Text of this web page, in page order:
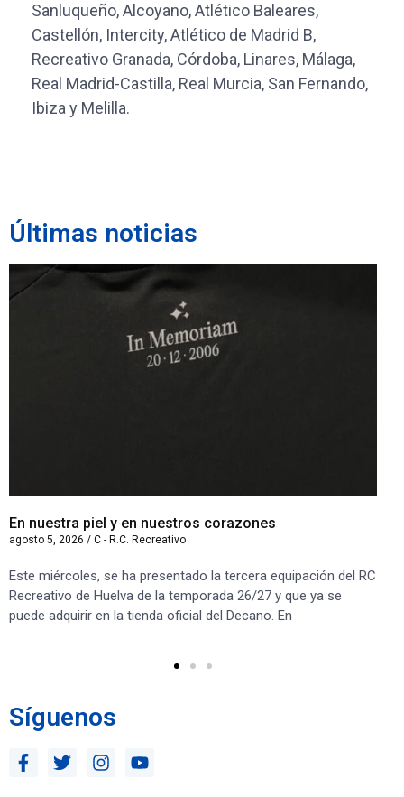
Sanluqueño, Alcoyano, Atlético Baleares,
Castellón, Intercity, Atlético de Madrid B,
Recreativo Granada, Córdoba, Linares, Málaga,
Real Madrid-Castilla, Real Murcia, San Fernando,
Ibiza y Melilla.
Últimas noticias
En nuestra piel y en nuestros corazones
agosto 5, 2026 / C - R.C. Recreativo
Este miércoles, se ha presentado la tercera equipación del RC
Recreativo de Huelva de la temporada 26/27 y que ya se
puede adquirir en la tienda oficial del Decano. En
Síguenos